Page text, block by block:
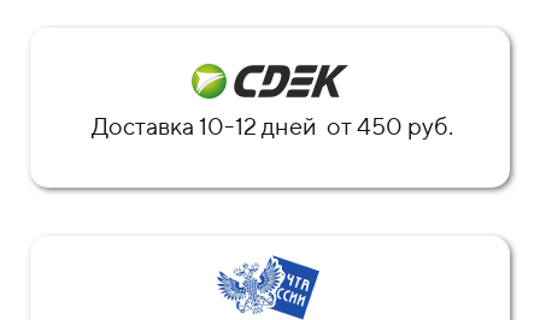
Доставка 10-12 дней от 450 руб.